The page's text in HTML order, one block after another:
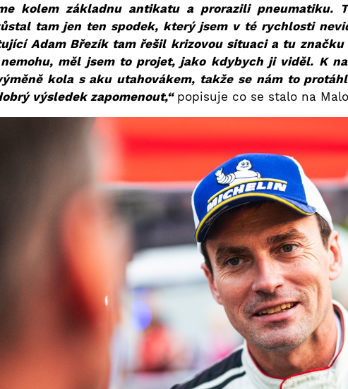
kolem základnu antikatu a prorazili pneumatiku.
tam jen ten spodek, který jsem v té rychlosti
Adam Březík tam řešil krizovou situaci a tu
měl jsem to projet, jako kdybych ji viděl. K
kola s aku utahovákem, takže se nám to
výsledek zapomenout,“popisuje co se stalo na